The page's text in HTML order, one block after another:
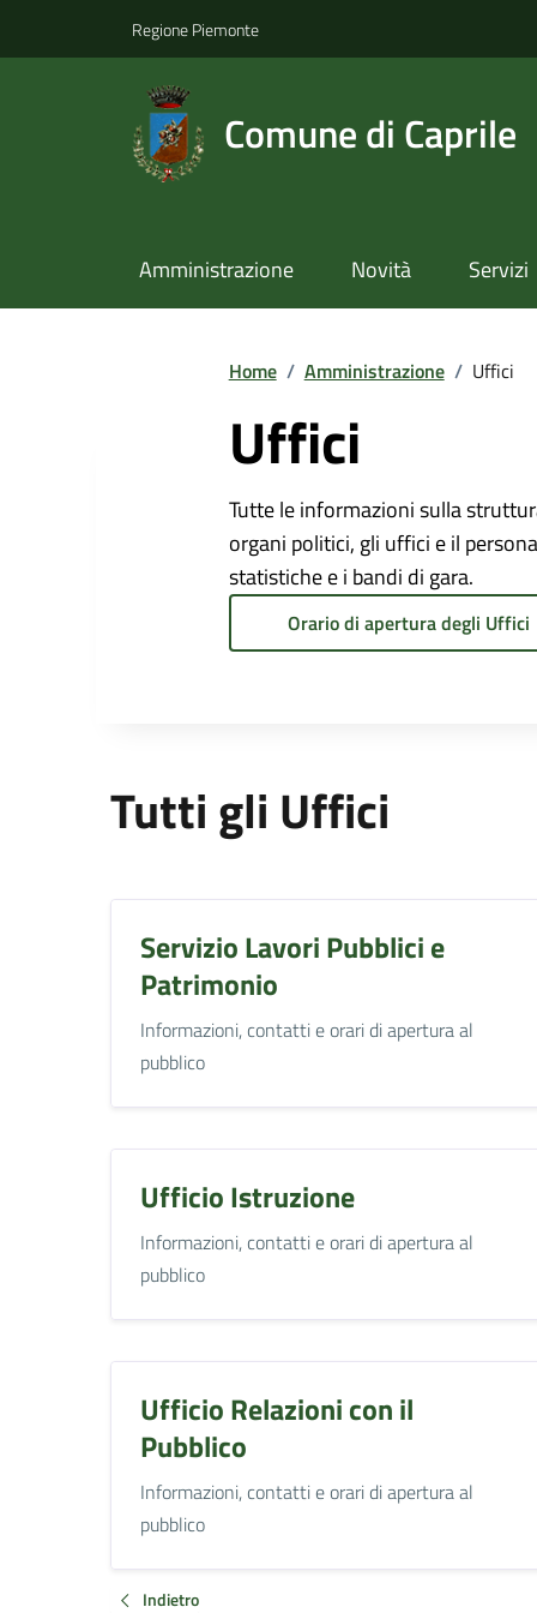
Regione Piemonte
Comune di Caprile
Amministrazione Novità Servizi
Home / Amministrazione / Uffici
Uffici
Tutte le informazioni sulla
organi politici, gli uffici e il
statistiche e i bandi di gara.
Orario di apertura degli Uffici
Tutti gli Uffici
Servizio Lavori Pubblici e
Patrimonio
Informazioni, contatti e orari di apertura al
pubblico
Ufficio Istruzione
Informazioni, contatti e orari di apertura al
pubblico
Ufficio Relazioni con il
Pubblico
Informazioni, contatti e orari di apertura al
pubblico
Indietro